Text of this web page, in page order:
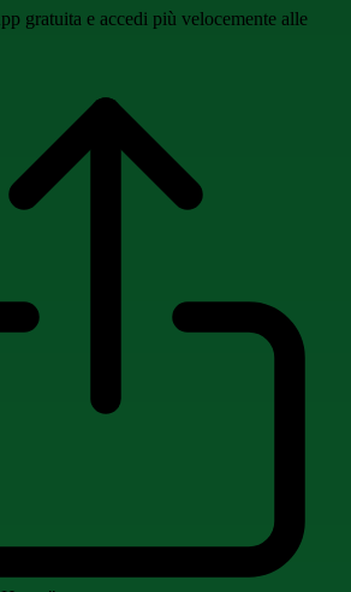
gratuita e accedi più velocemente alle